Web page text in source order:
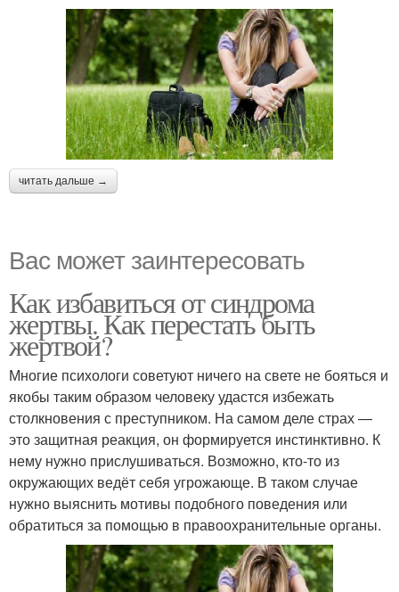
читать дальше →
Вас может заинтересовать
Как избавиться от синдрома
жертвы. Как перестать быть
жертвой?
Многие психологи советуют ничего на свете не бояться и
якобы таким образом человеку удастся избежать
столкновения с преступником. На самом деле страх —
это защитная реакция, он формируется инстинктивно. К
нему нужно прислушиваться. Возможно, кто-то из
окружающих ведёт себя угрожающе. В таком случае
нужно выяснить мотивы подобного поведения или
обратиться за помощью в правоохранительные органы.